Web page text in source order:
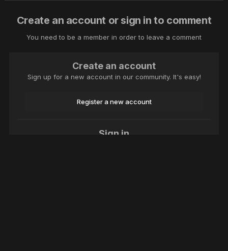
Create an account or sign in to comment
You need to be a member in order to leave a comment
Create an account
Sign up for a new account in our community. It's easy!
Register a new account
Sign in